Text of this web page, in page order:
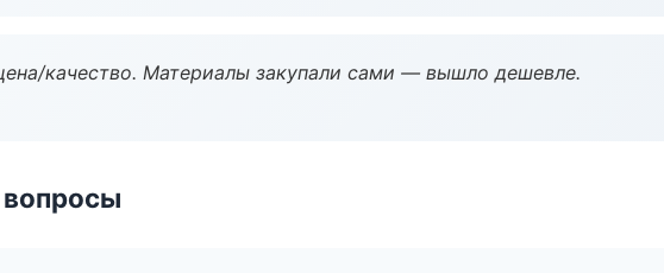
качество. Материалы закупали сами — вышло дешевле.